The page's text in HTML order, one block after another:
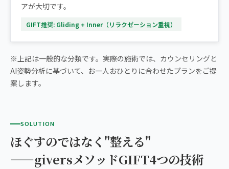
アが大切です。
GIFT推奨: Gliding + Inner（リラクゼーション重視）
※上記は一般的な分類です。実際の施術では、カウンセリングと
AI姿勢分析に基づいて、お一人おひとりに合わせたプランをご提
案します。
SOLUTION
ほぐすのではなく"整える"
——giversメソッドGIFT4つの技術